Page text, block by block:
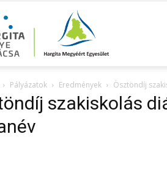
Pályázatok Eredmények Ösztöndíj
szakiskolás